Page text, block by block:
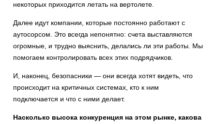
некоторых приходится летать на вертолете.
Далее идут компании, которые постоянно работают с
аутосорсом. Это всегда непонятно: счета выставляются
огромные, и трудно выяснить, делались ли эти работы. Мы
помогаем контролировать всех этих подрядчиков.
И, наконец, безопасники — они всегда хотят видеть, что
происходит на критичных системах, кто к ним
подключается и что с ними делает.
Насколько высока конкуренция на этом рынке, какова